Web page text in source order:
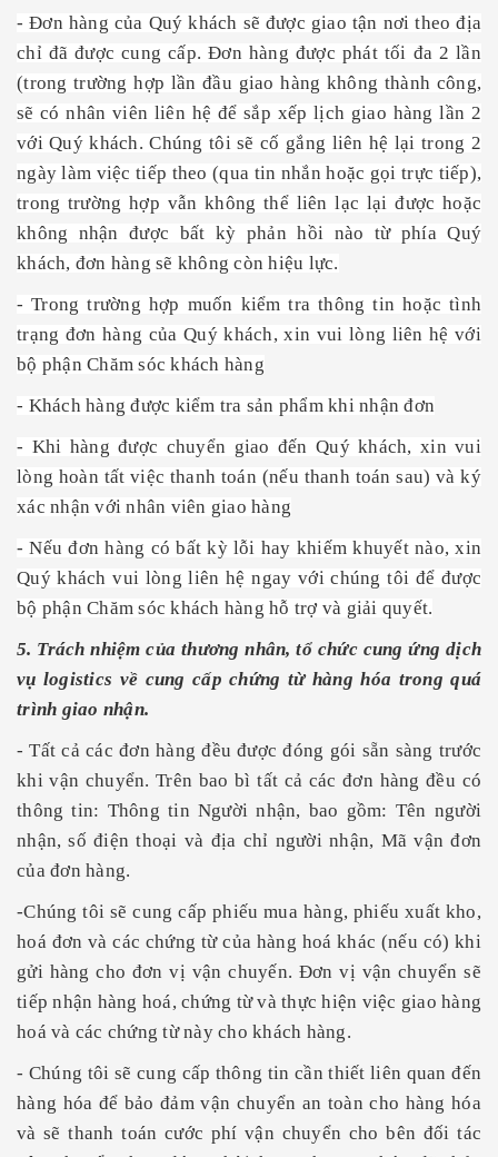
- Đơn hàng của Quý khách sẽ được giao tận nơi theo địa
chỉ đã được cung cấp. Đơn hàng được phát tối đa 2 lần
(trong trường hợp lần đầu giao hàng không thành công,
sẽ có nhân viên liên hệ để sắp xếp lịch giao hàng lần 2
với Quý khách. Chúng tôi sẽ cố gắng liên hệ lại trong 2
ngày làm việc tiếp theo (qua tin nhắn hoặc gọi trực tiếp),
trong trường hợp vẫn không thể liên lạc lại được hoặc
không nhận được bất kỳ phản hồi nào từ phía Quý
khách, đơn hàng sẽ không còn hiệu lực.
- Trong trường hợp muốn kiểm tra thông tin hoặc tình
trạng đơn hàng của Quý khách, xin vui lòng liên hệ với
bộ phận Chăm sóc khách hàng
- Khách hàng được kiểm tra sản phẩm khi nhận đơn
- Khi hàng được chuyển giao đến Quý khách, xin vui
lòng hoàn tất việc thanh toán (nếu thanh toán sau) và ký
xác nhận với nhân viên giao hàng
- Nếu đơn hàng có bất kỳ lỗi hay khiếm khuyết nào, xin
Quý khách vui lòng liên hệ ngay với chúng tôi để được
bộ phận Chăm sóc khách hàng hỗ trợ và giải quyết.
5. Trách nhiệm của thương nhân, tổ chức cung ứng dịch
vụ logistics về cung cấp chứng từ hàng hóa trong quá
trình giao nhận.
-Tất cả các đơn hàng đều được đóng gói sẵn sàng trước
khi vận chuyển. Trên bao bì tất cả các đơn hàng đều có
thông tin: Thông tin Người nhận, bao gồm: Tên người
nhận, số điện thoại và địa chỉ người nhận, Mã vận đơn
của đơn hàng.
-Chúng tôi sẽ cung cấp phiếu mua hàng, phiếu xuất kho,
hoá đơn và các chứng từ của hàng hoá khác (nếu có) khi
gửi hàng cho đơn vị vận chuyến. Đơn vị vận chuyển sẽ
tiếp nhận hàng hoá, chứng từ và thực hiện việc giao hàng
hoá và các chứng từ này cho khách hàng.
- Chúng tôi sẽ cung cấp thông tin cần thiết liên quan đến
hàng hóa để bảo đảm vận chuyển an toàn cho hàng hóa
và sẽ thanh toán cước phí vận chuyển cho bên đối tác